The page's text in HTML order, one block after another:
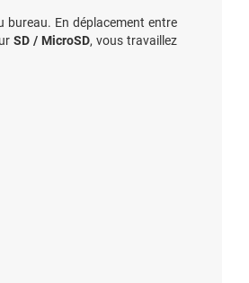
En déplacement entre
SD / MicroSD, vous travaillez